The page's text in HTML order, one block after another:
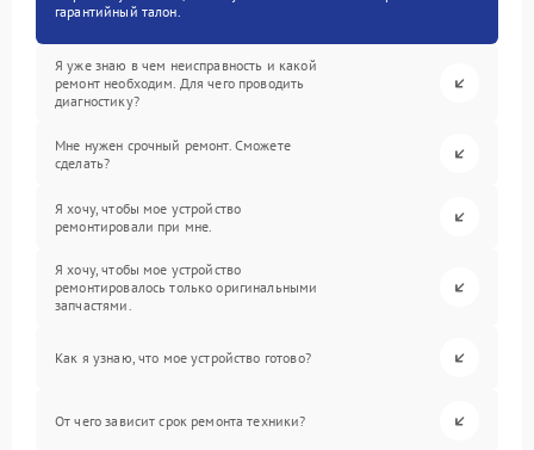
гарантийный талон.
Я уже знаю в чем неисправность и какой
ремонт необходим. Для чего проводить
диагностику?
Мне нужен срочный ремонт. Сможете
сделать?
Я хочу, чтобы мое устройство
ремонтировали при мне.
Я хочу, чтобы мое устройство
ремонтировалось только оригинальными
запчастями.
Как я узнаю, что мое устройство готово?
От чего зависит срок ремонта техники?